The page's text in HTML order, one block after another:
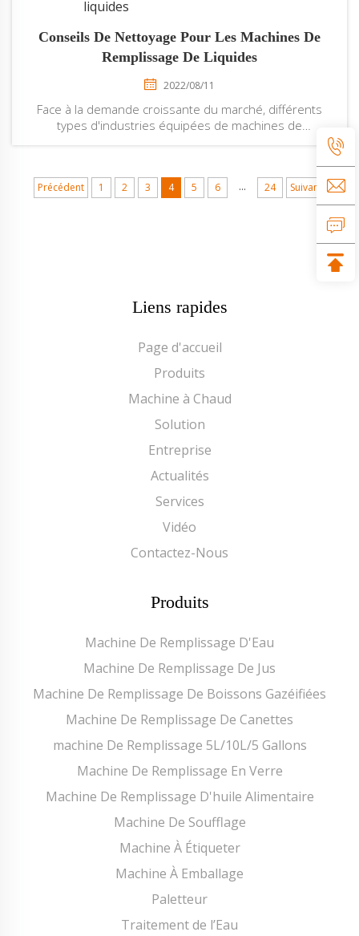
Conseils De Nettoyage Pour Les Machines De
Remplissage De Liquides
2022/08/11
Face à la demande croissante du marché, différents
types d'industries équipées de machines de
remplissage sont en train de subir silencieusement une
vue de l'emballage des matériaux,...
Précédent 1 2 3 4 5 6 ... 24 Suivant
Liens rapides
Page d'accueil
Produits
Machine à Chaud
Solution
Entreprise
Actualités
Services
Vidéo
Contactez-Nous
Produits
Machine De Remplissage D'Eau
Machine De Remplissage De Jus
Machine De Remplissage De Boissons Gazéifiées
Machine De Remplissage De Canettes
machine De Remplissage 5L/10L/5 Gallons
Machine De Remplissage En Verre
Machine De Remplissage D'huile Alimentaire
Machine De Soufflage
Machine À Étiqueter
Machine À Emballage
Paletteur
Traitement de l’Eau